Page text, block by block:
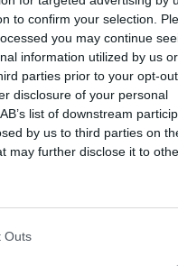
to confirm your selection.
you may continue
information utilized by us or
parties prior to your opt-
disclosure of your personal
list of downstream
by us to third parties on
may further disclose it to
Outs
2006 r. (fot. 2.0 / Wikimedia
nie mówiąc już o
to jeden z tych filmów,